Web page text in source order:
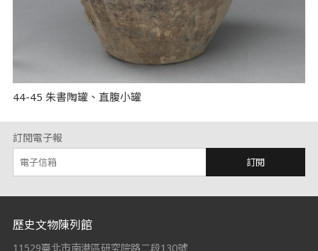
44-45 朱書陶罐、直腹小罐
訂閱電子報
訂閱
:::
歷史文物陳列館
11529臺北市南港區研究院路二段130號